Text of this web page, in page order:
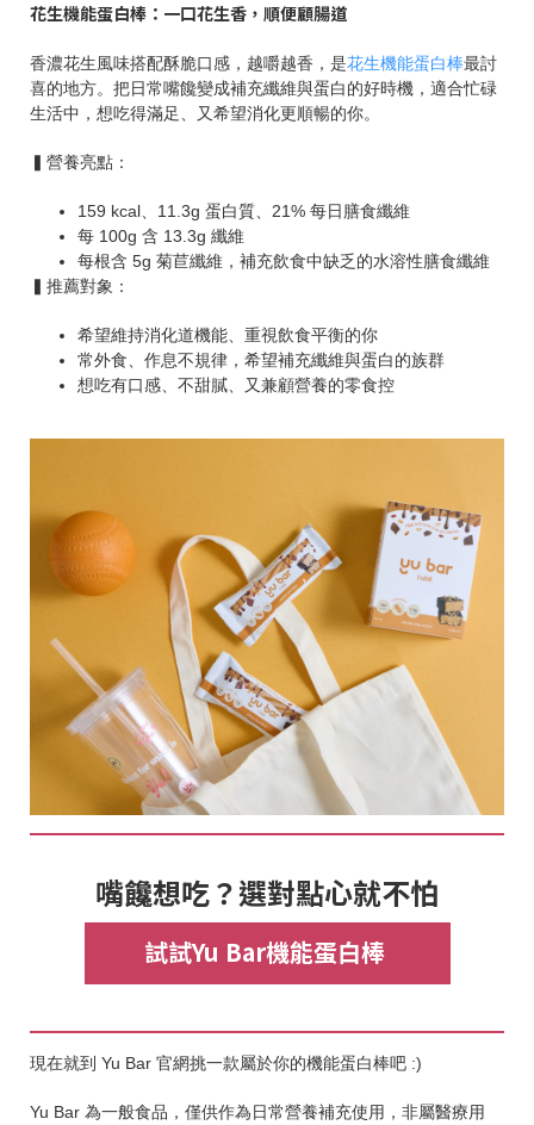
花生機能蛋白棒：一口花生香，順便顧腸道
香濃花生風味搭配酥脆口感，越嚼越香，是花生機能蛋白棒最討
喜的地方。把日常嘴饞變成補充纖維與蛋白的好時機，適合忙碌
生活中，想吃得滿足、又希望消化更順暢的你。
▍營養亮點：
159 kcal、11.3g 蛋白質、21% 每日膳食纖維
每 100g 含 13.3g 纖維
每根含 5g 菊苣纖維，補充飲食中缺乏的水溶性膳食纖維
▍推薦對象：
希望維持消化道機能、重視飲食平衡的你
常外食、作息不規律，希望補充纖維與蛋白的族群
想吃有口感、不甜膩、又兼顧營養的零食控
嘴饞想吃？選對點心就不怕
試試Yu Bar機能蛋白棒
現在就到 Yu Bar 官網挑一款屬於你的機能蛋白棒吧 :)
Yu Bar 為一般食品，僅供作為日常營養補充使用，非屬醫療用